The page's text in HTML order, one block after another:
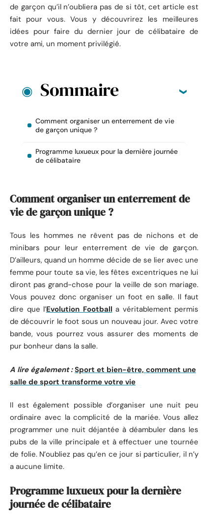
de garçon qu’il n’oubliera pas de si tôt, cet article est
fait pour vous. Vous y découvrirez les meilleures
idées pour faire du dernier jour de célibataire de
votre ami, un moment privilégié.
Sommaire
Comment organiser un enterrement de vie
de garçon unique ?
Programme luxueux pour la dernière journée
de célibataire
Comment organiser un enterrement de
vie de garçon unique ?
Tous les hommes ne rêvent pas de nichons et de
minibars pour leur enterrement de vie de garçon.
D’ailleurs, quand un homme décide de se lier avec une
femme pour toute sa vie, les fêtes excentriques ne lui
diront pas grand-chose pour la veille de son mariage.
Vous pouvez donc organiser un foot en salle. Il faut
dire que l’Evolution Football a véritablement permis
de découvrir le foot sous un nouveau jour. Avec votre
bande, vous pourrez vous assurer des moments de
pur bonheur dans la salle.
A lire également : Sport et bien-être, comment une
salle de sport transforme votre vie
Il est également possible d’organiser une nuit peu
ordinaire avec la complicité de la mariée. Vous allez
programmer une nuit déjantée à déambuler dans les
pubs de la ville principale et à effectuer une tournée
de folie. N’oubliez pas qu’en ce jour si particulier, il n’y
a aucune limite.
Programme luxueux pour la dernière
journée de célibataire